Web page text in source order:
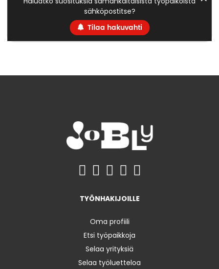
sähköpostitse?
Tilaa hakuvahti
TYÖNHAKIJOILLE
Oma profiili
Etsi työpaikkoja
Selaa yrityksiä
Selaa työluetteloa